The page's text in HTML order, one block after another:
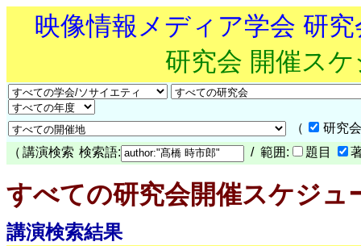
映像情報メディア学会 研
研究会 開催ス
（
研究
（ 講演検索 検索語: / 範囲: 題目
すべての研究会開催スケジュ
講演検索結果